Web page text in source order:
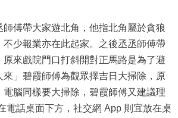
師傅帶大家遊北角，他指北角屬於貪狼
少報業亦在此起家。之後丞丞師傅帶
原來戲院門口打斜開對正馬路是為了避
」碧霞師傅為觀眾擇吉日大掃除，原
電腦同樣要大掃除，碧霞師傅又建議理
電話桌面下方，社交網 App 則宜放在桌